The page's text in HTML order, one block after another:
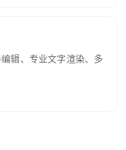
辑、专业文字渲染、多